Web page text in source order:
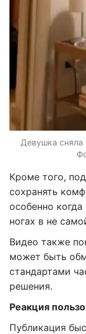
Девушка
Кроме того,
сохранять
особенно
ногах в не
Видео также
может быть
стандартами
решения.
Реакция
Публикация